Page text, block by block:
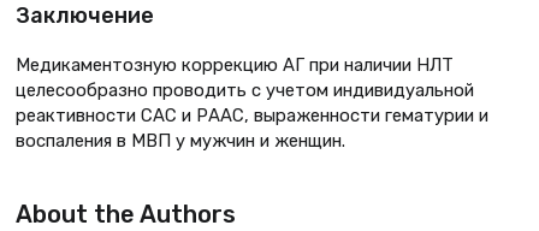
Заключение
Медикаментозную коррекцию АГ при наличии НЛТ
целесообразно проводить с учетом индивидуальной
реактивности САС и РААС, выраженности гематурии и
воспаления в МВП у мужчин и женщин.
About the Authors